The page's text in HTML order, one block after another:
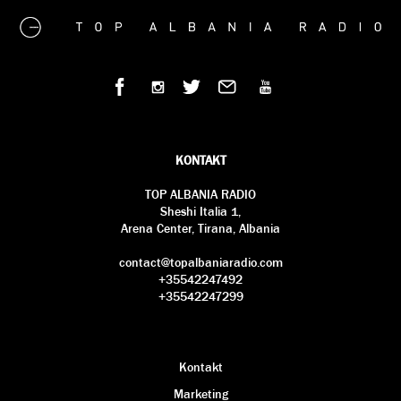
KONTAKT
TOP ALBANIA RADIO
Sheshi Italia 1,
Arena Center, Tirana, Albania
contact@topalbaniaradio.com
+35542247492
+35542247299
Kontakt
Marketing